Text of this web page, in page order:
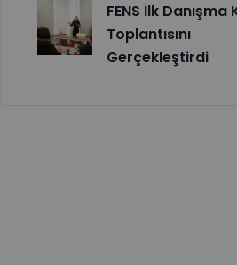
FENS İlk Danışma
Toplantısını
Gerçekleştirdi